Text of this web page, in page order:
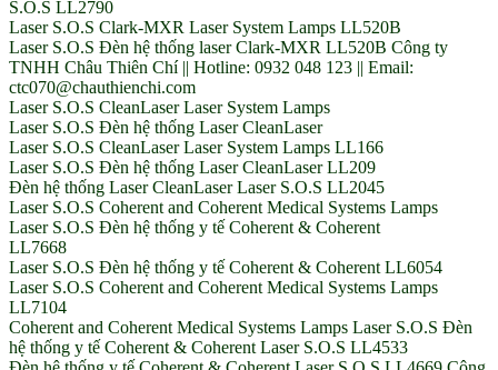
S.O.S LL2790
Laser S.O.S Clark-MXR Laser System Lamps LL520B
Laser S.O.S Đèn hệ thống laser Clark-MXR LL520B Công ty
TNHH Châu Thiên Chí || Hotline: 0932 048 123 || Email:
ctc070@chauthienchi.com
Laser S.O.S CleanLaser Laser System Lamps
Laser S.O.S Đèn hệ thống Laser CleanLaser
Laser S.O.S CleanLaser Laser System Lamps LL166
Laser S.O.S Đèn hệ thống Laser CleanLaser LL209
Đèn hệ thống Laser CleanLaser Laser S.O.S LL2045
Laser S.O.S Coherent and Coherent Medical Systems Lamps
Laser S.O.S Đèn hệ thống y tế Coherent & Coherent
LL7668
Laser S.O.S Đèn hệ thống y tế Coherent & Coherent LL6054
Laser S.O.S Coherent and Coherent Medical Systems Lamps
LL7104
Coherent and Coherent Medical Systems Lamps Laser S.O.S Đèn
hệ thống y tế Coherent & Coherent Laser S.O.S LL4533